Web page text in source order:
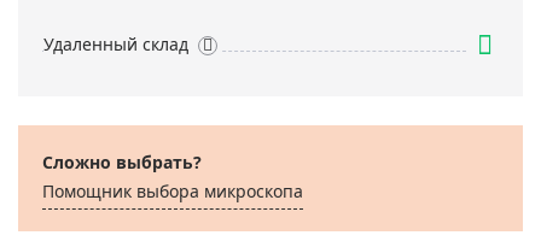
Удаленный склад
Сложно выбрать?
Помощник выбора микроскoпа